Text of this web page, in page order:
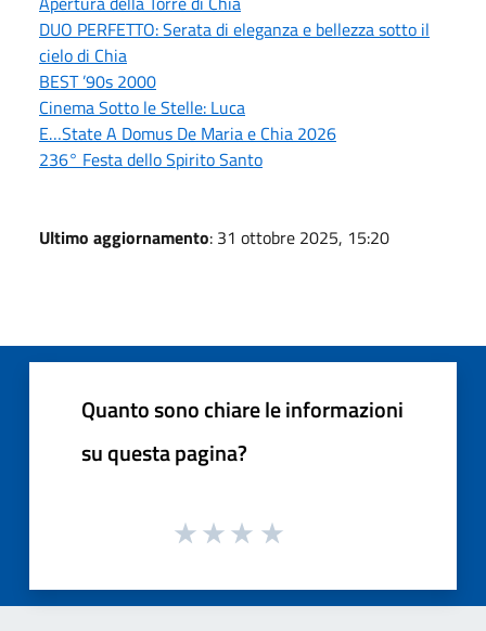
DUO PERFETTO: Serata di eleganza e bellezza sotto il
cielo di Chia
BEST ’90s 2000
Cinema Sotto le Stelle: Luca
E…State A Domus De Maria e Chia 2026
236° Festa dello Spirito Santo
Ultimo aggiornamento: 31 ottobre 2025, 15:20
Quanto sono chiare le informazioni
su questa pagina?